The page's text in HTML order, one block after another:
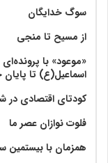
سوگ خدایگان
از مسیح تا منجی
«موعود» با
اسماعیل(ع) تا پایان
کودتای اقتصادی
فلوت نوازان عصر ما
همزمان با